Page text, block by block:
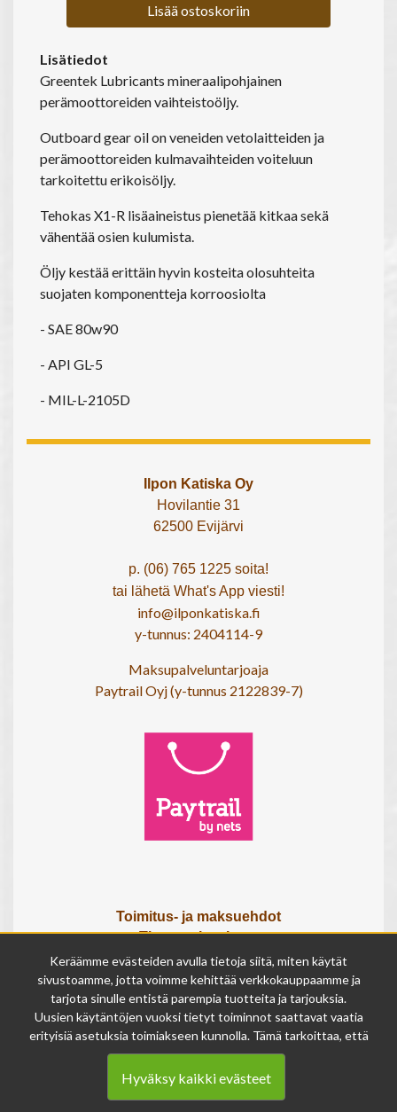
Lisää ostoskoriin
Lisätiedot
Greentek Lubricants mineraalipohjainen
perämoottoreiden vaihteistoöljy.
Outboard gear oil on veneiden vetolaitteiden ja
perämoottoreiden kulmavaihteiden voiteluun
tarkoitettu erikoisöljy.
Tehokas X1-R lisäaineistus pienetää kitkaa sekä
vähentää osien kulumista.
Öljy kestää erittäin hyvin kosteita olosuhteita
suojaten komponentteja korroosiolta
- SAE 80w90
- API GL-5
- MIL-L-2105D
Ilpon Katiska Oy
Hovilantie 31
62500 Evijärvi
p. (06) 765 1225 soita!
tai lähetä What's App viesti!
info@ilponkatiska.fi
y-tunnus: 2404114-9
Maksupalveluntarjoaja
Paytrail Oyj (y-tunnus 2122839-7)
Toimitus- ja maksuehdot
Tietosuojaseloste
Tietoa meistä
Osta lahjakortti
Tilauksen peruutuslomake
Olemme avoinna
ma - pe 9 - 17
la 9 - 14
su suljettu
Keräämme evästeiden avulla tietoja siitä, miten käytät
sivustoamme, jotta voimme kehittää verkkokauppaamme ja
tarjota sinulle entistä parempia tuotteita ja tarjouksia.
Uusien käytäntöjen vuoksi tietyt toiminnot saattavat vaatia
erityisiä asetuksia toimiakseen kunnolla. Tämä tarkoittaa, että
joissakin tapauksissa anonymisoidut tiedot voivat kertyä,
vaikka olisit kieltänyt evästeiden käytön. Näitä tietoja
käytetään ainoastaan palvelumme parantamiseen, eikä niistä
Hyväksy kaikki evästeet